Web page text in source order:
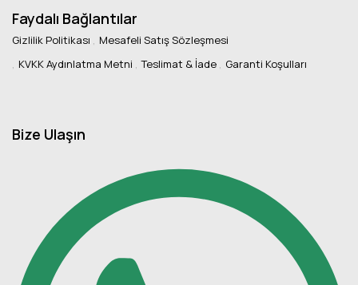
Faydalı Bağlantılar
Gizlilik Politikası
Mesafeli Satış Sözleşmesi
KVKK Aydınlatma Metni
Teslimat & İade Garanti Koşulları
Bize Ulaşın